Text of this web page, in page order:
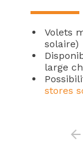
Volets
solaire)
large
stores